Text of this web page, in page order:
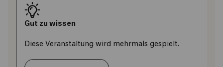
Gut zu wissen
Diese Veranstaltung wird mehrmals gespielt.